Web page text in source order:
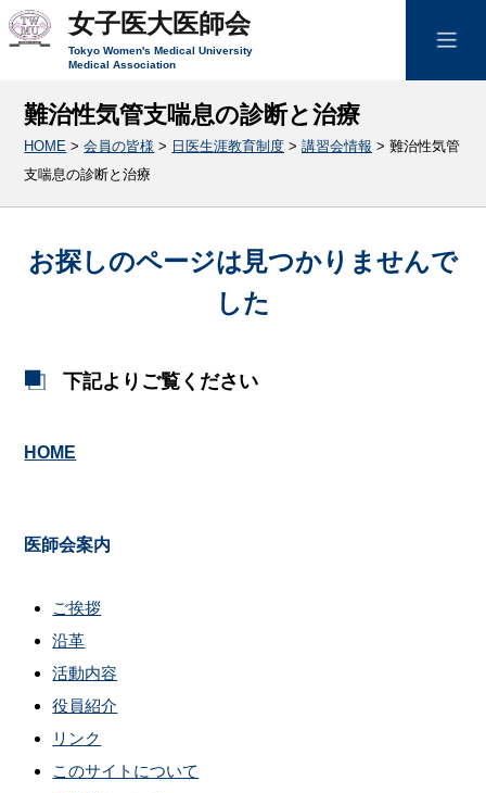
女子医大医師会
Tokyo Women's Medical University
Medical Association
難治性気管支喘息の診断と治療
HOME >会員の皆様 > 日医生涯教育制度 >講習会情報 > 難治性気管
支喘息の診断と治療
お探しのページは見つかりませんで
した
下記よりご覧ください
HOME
医師会案内
ご挨拶
沿革
活動内容
役員紹介
リンク
このサイトについて